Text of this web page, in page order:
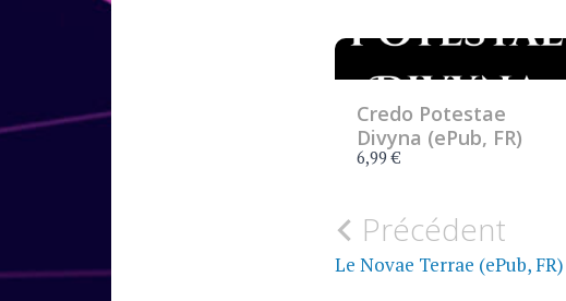
Credo Potestae
Divyna (ePub, FR)
6,99 €
Navigation
de
Précédent
Le Novae Terrae (ePub, FR)